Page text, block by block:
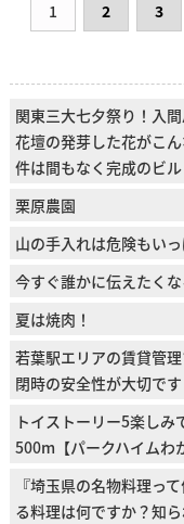
1 2 3
関東三大七夕祭り！入
花壇の発芽した花がこ
件は間もなく完成のビ
栗原農園
山の手入れは危険もい
今すぐ誰かに伝えたく
夏は焼肉！
若葉駅エリアの賃貸管
閉時の安全性が大切です
トイストーリー5楽し
500m【パークハイムわ
『埼玉県の名物料理っ
る料理は何ですか？知